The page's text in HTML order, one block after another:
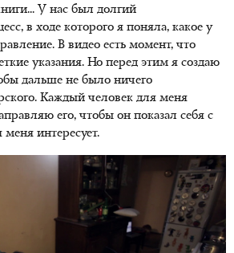
У нас был долгий
в ходе которого я поняла, какое у
В видео есть момент, что
указания. Но перед этим я создаю
дальше не было ничего
Каждый человек для меня
его, чтобы он показал себя с
интересует.